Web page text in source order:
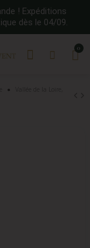
! Expéditions
dès le 04/09.